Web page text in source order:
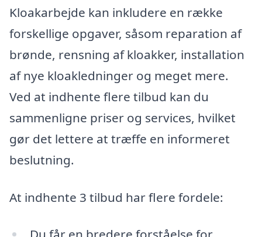
Kloakarbejde kan inkludere en række
forskellige opgaver, såsom reparation af
brønde, rensning af kloakker, installation
af nye kloakledninger og meget mere.
Ved at indhente flere tilbud kan du
sammenligne priser og services, hvilket
gør det lettere at træffe en informeret
beslutning.
At indhente 3 tilbud har flere fordele: